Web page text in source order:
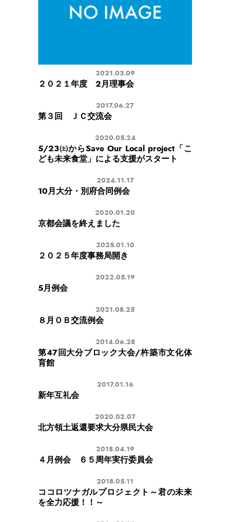
2021.03.09
２０２１年度 2月理事会
2017.06.27
第３回 ＪＣ交流会
2020.05.24
5/23㈯からSave Our Local project「こ
ども未来食堂」による支援がスタート
2024.11.17
10月大分・別府合同例会
2020.01.20
京都会議を終えました
2025.01.10
２０２５年度事務局開き
2022.05.19
5月例会
2021.08.25
８月ＯＢ交流例会
2014.06.28
第47回大分ブロック大会/杵築市文化体
育館
2017.01.16
新年互礼会
2020.02.07
北方領土返還要求大分県民大会
2018.04.19
４月例会 ６５周年実行委員会
2018.05.11
ココロツナガルプロジェクト～君の未来
を全力応援！！～